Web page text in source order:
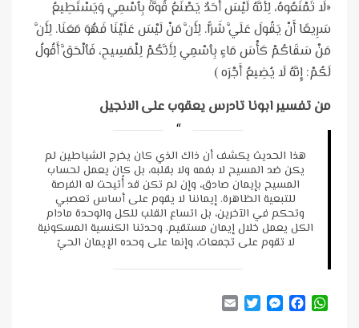
«لَا تَمْنَعُوهُ، لِأَنَّهُ لَيْسَ أَحَدٌ يَصْنَعُ قُوَّةً بِٱسْمِي وَيَسْتَطِيعُ
سَرِيعًا أَنْ يَقُولَ عَلَيَّ شَرًّا. لِأَنَّ مَنْ لَيْسَ عَلَيْنَا فَهُوَ مَعَنَا. لِأَنَّ
مَنْ سَقَاكُمْ كَأْسَ مَاءٍ بِٱسْمِي لِأَنَّكُمْ لِلْمَسِيحِ، فَٱلْحَقَّ أَقُولُ
لَكُمْ: إِنَّهُ لَا يُضِيعُ أَجْرَه )
من تفسير ابونا تادرس يعقوب على الانجيل
هذا الحديث يكشف أن ذاك الذي كان يخرج الشياطين لم
يكن ضد المسيح لا بفمه ولا بقلبه، بل كان يعمل لحساب
المسيح بإيمان صادق، وإن لم تكن قد أُتيحت له الفرصة
للتبعية الظاهرة. إيماننا لا يقوم على أساس تعصبي
وتحكم في الآخرين، بل اتساع القلب للكل والوحدة مادام
الكل يعمل خلال إيمان مستقيم. وحدتنا الكنسية المسكونية
لا تقوم على تجمعات، وإنما على وحده الإيمان الحيّ
WhatsApp
Facebook
Messenger
Twitter